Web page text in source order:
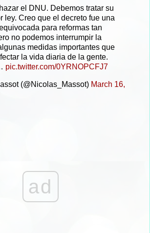
el DNU. Debemos tratar su
ley. Creo que el decreto fue una
para reformas tan
no podemos interrumpir la
medidas importantes que
la vida diaria de la gente.
pic.twitter.com/0YRNOPCFJ7
(@Nicolas_Massot) March 16,
ad